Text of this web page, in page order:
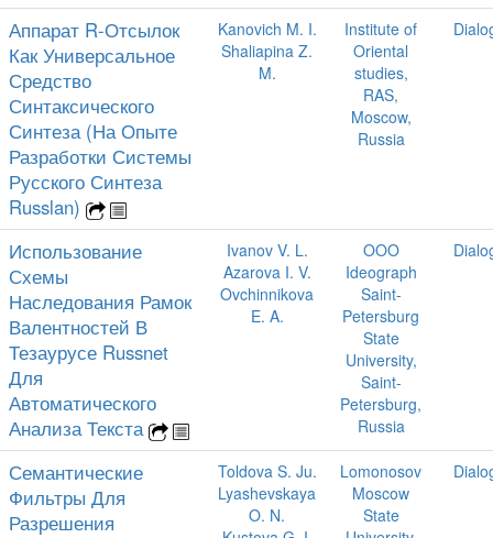
Аппарат R-Отсылок
Как Универсальное
Средство
Синтаксического
Синтеза (На Опыте
Разработки Системы
Русского Синтеза
Russlan)
Kanovich M. I.
Shaliapina Z.
M.
Institute of
Oriental
studies,
RAS,
Moscow,
Russia
Использование
Схемы
Наследования Рамок
Валентностей В
Тезаурусе Russnet
Для
Автоматического
Анализа Текста
Ivanov V. L.
Azarova I. V.
Ovchinnikova
E. A.
OOO
Ideograph
Saint-
Petersburg
State
University,
Saint-
Petersburg,
Russia
Семантические
Фильтры Для
Разрешения
Toldova S. Ju.
Lyashevskaya
O. N.
Lomonosov
Moscow
State